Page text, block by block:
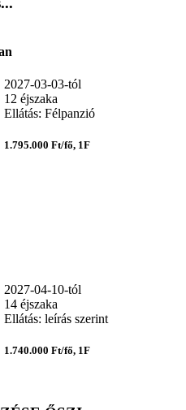
2027-03-03-tól
12 éjszaka
Ellátás: Félpanzió
1.795.000 Ft/fő, 1F
2027-04-10-tól
14 éjszaka
Ellátás: leírás szerint
1.740.000 Ft/fő, 1F